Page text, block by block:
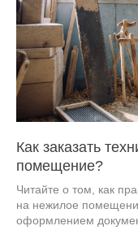
Как заказать
помещение?
Читайте о том, как
на нежилое
оформлением